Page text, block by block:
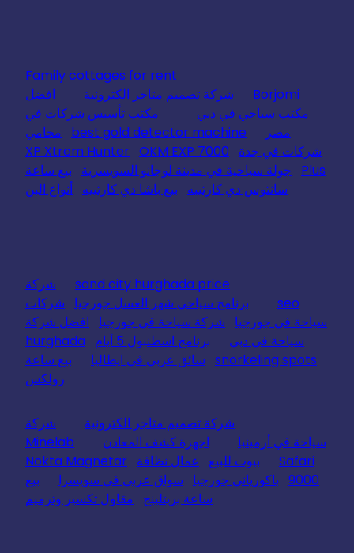
Family cottages for rent
Borjomi
شركة تصميم متاجر الكترونية
افضل
مكتب سياحي في دبي
مكتب تأسيس شركات في
مصر
best gold detector machine
محامي
شركات في جدة
XP Xtrem Hunter OKM EXP 7000
Plus
جولة سياحية في مدينة لوجانو السويسرية
بيع ساعة
سانتوس دي كارتييه
بيع باشا دي كارتييه أنواع البن
sand city hurghada price
شركة
seo
برنامج سياحي شهر العسل جورجيا
شركات
سياحة في جورجيا
شركة سياحة في جورجيا
افضل شركة
سياحة في دبي
برنامج اسطنبول 5 أيام
hurghada
snorkeling spots سائق عربي في ايطاليا
بيع ساعة
رولكس
شركة تصميم متاجر الكترونية
شركة
سياحة في أرمينيا
اجهزة كشف المعادن
Minelab
Safari
بيوت للبيع عمال نظافة Nokta Magnetar
9000 باكورياني جورجيا سواق عربي في سويسرا
بيع
ساعة بريتلينج
مقاول تكسير وترميم